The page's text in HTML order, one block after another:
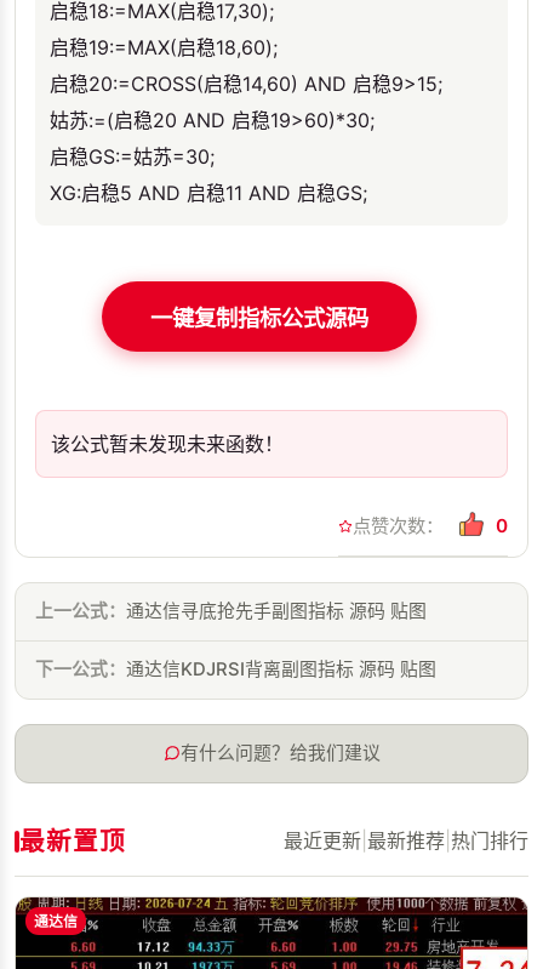
启稳18:=MAX(启稳17,30);
启稳19:=MAX(启稳18,60);
启稳20:=CROSS(启稳14,60) AND 启稳9>15;
姑苏:=(启稳20 AND 启稳19>60)*30;
启稳GS:=姑苏=30;
XG:启稳5 AND 启稳11 AND 启稳GS;
一键复制指标公式源码
该公式暂未发现未来函数！
点赞次数： 0
上一公式： 通达信寻底抢先手副图指标 源码 贴图
下一公式： 通达信KDJRSI背离副图指标 源码 贴图
有什么问题？给我们建议
最新置顶 最近更新 最新推荐 热门排行
通达信